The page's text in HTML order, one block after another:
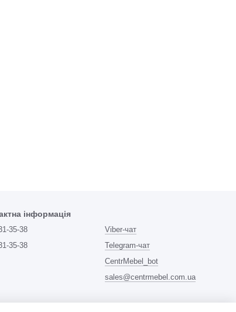
інформація
35-38
35-38
Viber-чат
Telegram-чат
CentrMebel_bot
sales@centrmebel.com.ua